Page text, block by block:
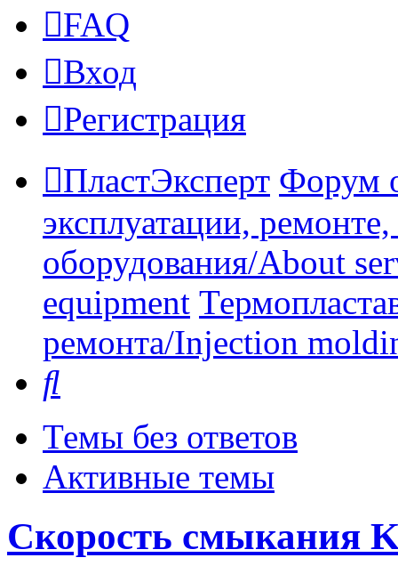
FAQ
Вход
Регистрация
ПластЭксперт Форум
эксплуатации,
оборудования/About
equipment
ремонта/Injection
Темы без ответов
Активные темы
Скорость смыкания